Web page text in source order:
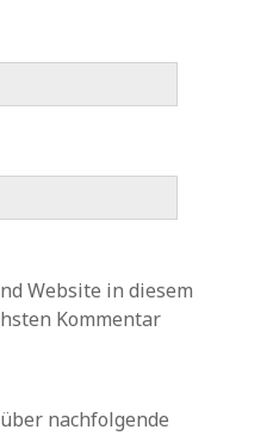
Website in diesem
Kommentar
nachfolgende